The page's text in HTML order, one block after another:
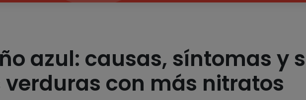
azul: causas, síntomas y
con más nitratos